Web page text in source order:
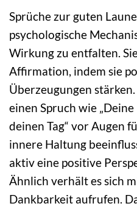
Sprüche zur guten
psychologische
Wirkung zu entfalten.
Affirmation, indem sie
Überzeugungen
einen Spruch wie
deinen Tag“ vor Augen
innere Haltung
aktiv eine positive
Ähnlich verhält es sich
Dankbarkeit aufrufen.